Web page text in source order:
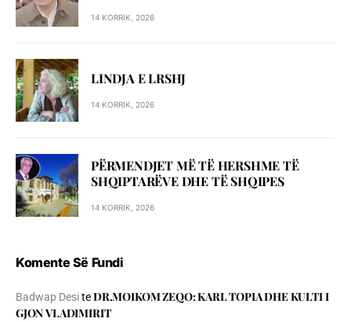
14 KORRIK, 2026
LINDJA E LRSHJ
14 KORRIK, 2026
PËRMENDJET MË TË HERSHME TË
SHQIPTARËVE DHE TË SHQIPES
14 KORRIK, 2026
Komente Së Fundi
Badwap DesiteDR.MOIKOM ZEQO: KARL TOPIA DHE KULTI I
GJON VLADIMIRIT